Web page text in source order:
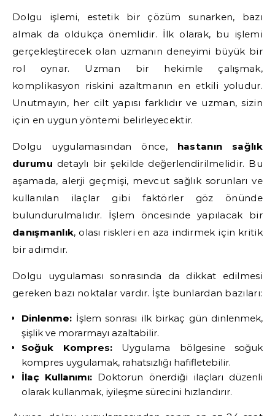
Dolgu işlemi, estetik bir çözüm sunarken, bazı
almak da oldukça önemlidir. İlk olarak, bu işlemi
gerçekleştirecek olan uzmanın deneyimi büyük bir
rol oynar. Uzman bir hekimle çalışmak,
komplikasyon riskini azaltmanın en etkili yoludur.
Unutmayın, her cilt yapısı farklıdır ve uzman, sizin
için en uygun yöntemi belirleyecektir.
Dolgu uygulamasından önce, hastanın sağlık
durumu detaylı bir şekilde değerlendirilmelidir. Bu
aşamada, alerji geçmişi, mevcut sağlık sorunları ve
kullanılan ilaçlar gibi faktörler göz önünde
bulundurulmalıdır. İşlem öncesinde yapılacak bir
danışmanlık, olası riskleri en aza indirmek için kritik
bir adımdır.
Dolgu uygulaması sonrasında da dikkat edilmesi
gereken bazı noktalar vardır. İşte bunlardan bazıları:
Dinlenme: İşlem sonrası ilk birkaç gün dinlenmek,
şişlik ve morarmayı azaltabilir.
Soğuk Kompres:Uygulama bölgesine soğuk
kompres uygulamak, rahatsızlığı hafifletebilir.
İlaç Kullanımı: Doktorun önerdiği ilaçları düzenli
olarak kullanmak, iyileşme sürecini hızlandırır.